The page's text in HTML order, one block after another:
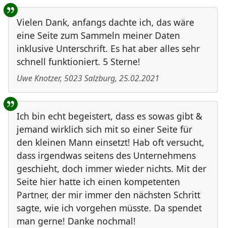
Vielen Dank, anfangs dachte ich, das wäre
eine Seite zum Sammeln meiner Daten
inklusive Unterschrift. Es hat aber alles sehr
schnell funktioniert. 5 Sterne!
Uwe Knotzer, 5023Salzburg, 25.02.2021
Ich bin echt begeistert, dass es sowas gibt &
jemand wirklich sich mit so einer Seite für
den kleinen Mann einsetzt! Hab oft versucht,
dass irgendwas seitens des Unternehmens
geschieht, doch immer wieder nichts. Mit der
Seite hier hatte ich einen kompetenten
Partner, der mir immer den nächsten Schritt
sagte, wie ich vorgehen müsste. Da spendet
man gerne! Danke nochmal!